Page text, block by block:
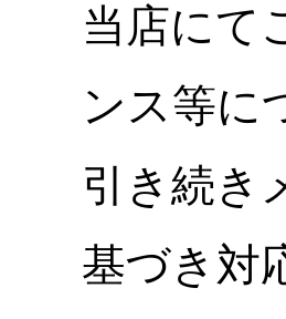
当店にて
ンス等に
引き続き
基づき対